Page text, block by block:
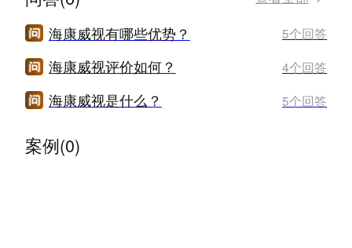
海康威视有哪些优势？ 5个回答
海康威视评价如何？ 4个回答
海康威视是什么？ 5个回答
案例(0)